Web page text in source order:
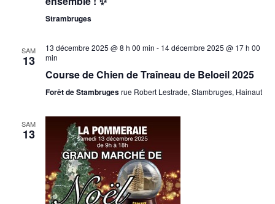
Strambruges
SAM
13
13 décembre 2025 @ 8 h 00 min - 14 décembre 2025 @ 17 h 00
min
Course de Chien de Traîneau de Beloeil 2025
Forêt de Stambrugesrue Robert Lestrade, Stambruges, Hainaut
SAM
13